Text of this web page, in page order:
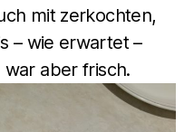
mit zerkochten,
– wie erwartet –
aber frisch.